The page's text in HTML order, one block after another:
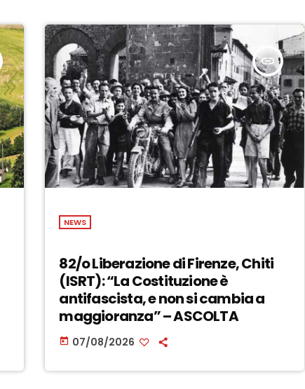
insert_link
NEWS
82/o Liberazione di Firenze, Chiti
(ISRT): “La Costituzione è
antifascista, e non si cambia a
maggioranza” – ASCOLTA
today 07/08/2026